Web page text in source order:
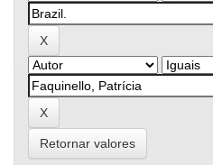
Retornar valores